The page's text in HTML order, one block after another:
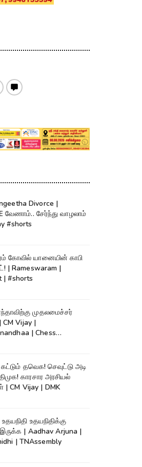
Divorce |
வேணாம்.. சேர்ந்து வாழலாம்
#shorts
கோவில் யானையின் காபி
| Rameswaram |
| #shorts
முதலமைச்சர்
CM Vijay |
| Chess
தவெக! செவுட்டு அடி
காரசார அரசியல்
| CM Vijay | DMK
உதயநிதிக்கு
Arjuna |
| TNAssembly